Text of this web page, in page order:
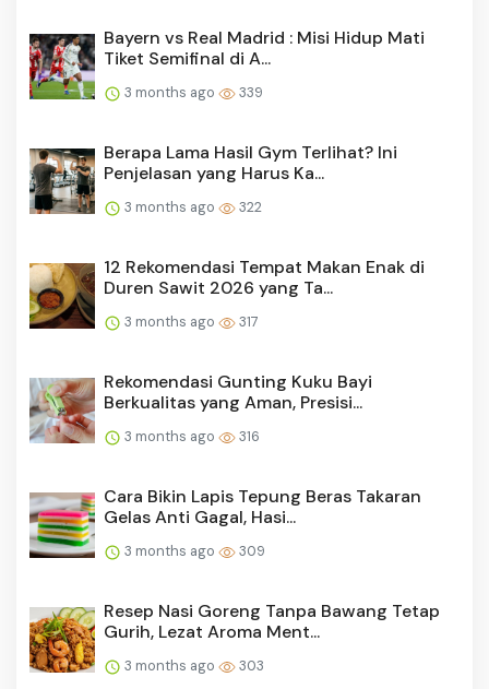
Bayern vs Real Madrid : Misi Hidup Mati
Tiket Semifinal di A...
3 months ago 339
Berapa Lama Hasil Gym Terlihat? Ini
Penjelasan yang Harus Ka...
3 months ago 322
12 Rekomendasi Tempat Makan Enak di
Duren Sawit 2026 yang Ta...
3 months ago 317
Rekomendasi Gunting Kuku Bayi
Berkualitas yang Aman, Presisi...
3 months ago 316
Cara Bikin Lapis Tepung Beras Takaran
Gelas Anti Gagal, Hasi...
3 months ago 309
Resep Nasi Goreng Tanpa Bawang Tetap
Gurih, Lezat Aroma Ment...
3 months ago 303